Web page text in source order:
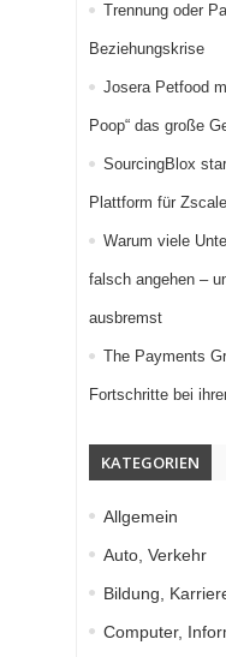
Trennung oder
Beziehungskrise
Josera Petfood
Poop“ das große
SourcingBlox
Plattform für
Warum viele
falsch angehen –
ausbremst
The Payments
Fortschritte bei
KATEGORIEN
Allgemein
Auto, Verkehr
Bildung,
Computer,